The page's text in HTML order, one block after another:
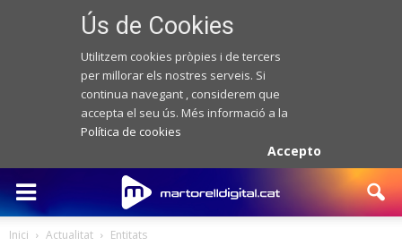
Ús de Cookies
Utilitzem cookies pròpies i de tercers
per millorar els nostres serveis. Si
continua navegant , considerem que
accepta el seu ús. Més informació a la
Política de cookies
Accepto
Inici Actualitat Entitats